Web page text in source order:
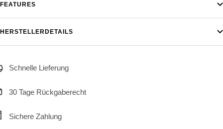
FEATURES
HERSTELLERDETAILS
Schnelle Lieferung
30 Tage Rückgaberecht
Sichere Zahlung